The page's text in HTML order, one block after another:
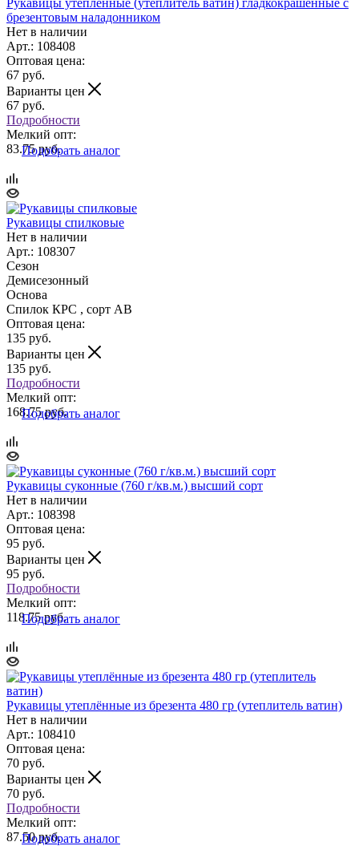
брезентовым наладонником
Нет в наличии
Арт.: 108408
Оптовая цена:
67 руб.
Варианты цен
67 руб.
Подробности
Мелкий опт:
83.75 руб.
Подобрать аналог
Рукавицы спилковые
Нет в наличии
Арт.: 108307
Сезон
Демисезонный
Основа
Спилок КРС , сорт АВ
Оптовая цена:
135 руб.
Варианты цен
135 руб.
Подробности
Мелкий опт:
168.75 руб.
Подобрать аналог
Рукавицы суконные (760 г/кв.м.) высший сорт
Нет в наличии
Арт.: 108398
Оптовая цена:
95 руб.
Варианты цен
95 руб.
Подробности
Мелкий опт:
118.75 руб.
Подобрать аналог
Рукавицы утеплённые из брезента 480 гр (утеплитель ватин)
Нет в наличии
Арт.: 108410
Оптовая цена:
70 руб.
Варианты цен
70 руб.
Подробности
Мелкий опт:
87.50 руб.
Подобрать аналог